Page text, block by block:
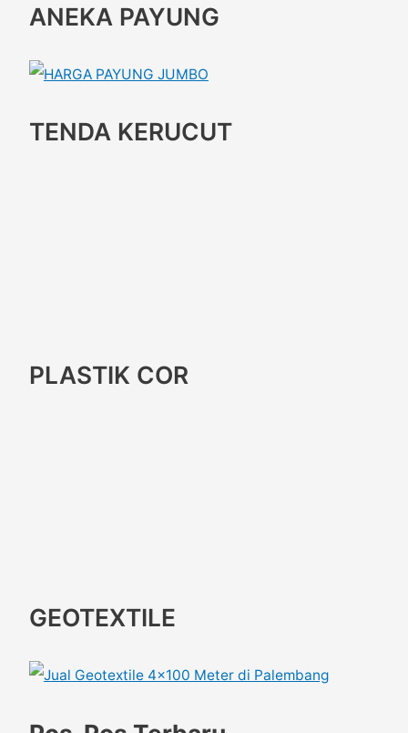
ANEKA PAYUNG
TENDA KERUCUT
PLASTIK COR
GEOTEXTILE